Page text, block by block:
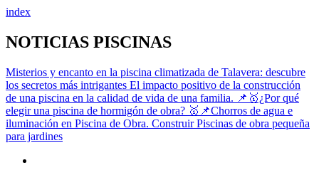
index
Saltar
al
NOTICIAS PISCINAS
Misterios y encanto en la piscina climatizada de Talavera: descubre
los secretos más intrigantes El impacto positivo de la construcción
de una piscina en la calidad de vida de una familia. 📌🥇¿Por qué
elegir una piscina de hormigón de obra? 🥇📌Chorros de agua e
iluminación en Piscina de Obra. Construir Piscinas de obra pequeña
para jardines